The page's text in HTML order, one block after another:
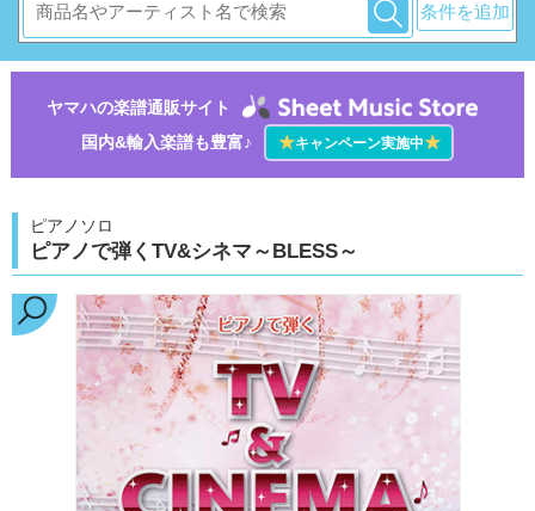
条件を追加
ヤマハの楽譜通販サイト
国内&輸入楽譜も豊富♪
★キャンペーン実施中★
ピアノソロ
ピアノで弾くTV&シネマ～BLESS～